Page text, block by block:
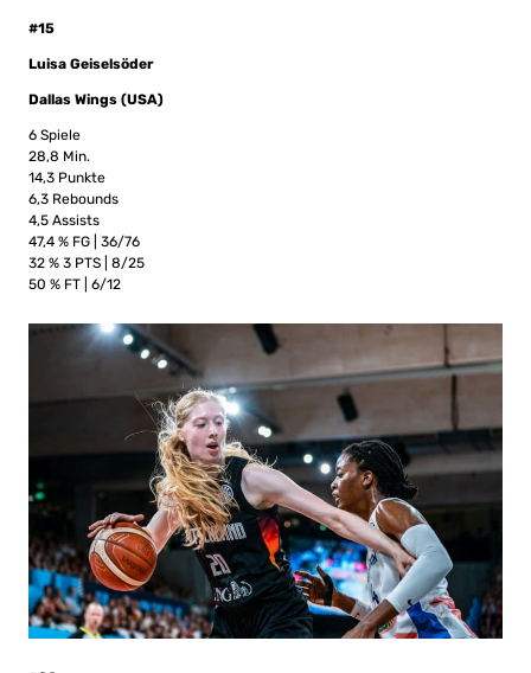
#15
Luisa Geiselsöder
Dallas Wings (USA)
6 Spiele
28,8 Min.
14,3 Punkte
6,3 Rebounds
4,5 Assists
47,4 % FG | 36/76
32 % 3 PTS | 8/25
50 % FT | 6/12